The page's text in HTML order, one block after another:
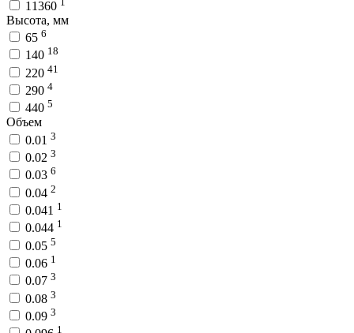
11360
Высота, мм
65 6
140 18
220 41
290 4
440 5
Объем
0.01 3
0.02 3
0.03 6
0.04 2
0.041 1
0.044 1
0.05 5
0.06 1
0.07 3
0.08 3
0.09 3
1